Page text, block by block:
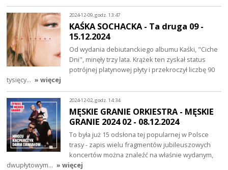
2024-12-09, godz. 13:47
KAŚKA SOCHACKA - Ta druga 09 -
15.12.2024
Od wydania debiutanckiego albumu Kaśki, "Ciche
Dni", minęły trzy lata. Krążek ten zyskał status
potrójnej platynowej płyty i przekroczył liczbę 90
tysięcy… » więcej
2024-12-02, godz. 14:34
MĘSKIE GRANIE ORKIESTRA - MĘSKIE
GRANIE 2024 02 - 08.12.2024
To była już 15 odsłona tej popularnej w Polsce
trasy - zapis wielu fragmentów jubileuszowych
koncertów można znaleźć na właśnie wydanym,
dwupłytowym… » więcej